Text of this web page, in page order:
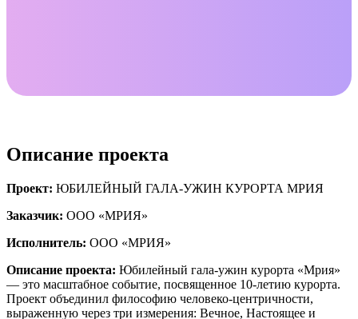
Описание проекта
Проект: ЮБИЛЕЙНЫЙ ГАЛА-УЖИН КУРОРТА МРИЯ
Заказчик: ООО «МРИЯ»
Исполнитель: ООО «МРИЯ»
Описание проекта: Юбилейный гала-ужин курорта «Мрия»
— это масштабное событие, посвященное 10-летию курорта.
Проект объединил философию человеко-центричности,
выраженную через три измерения: Вечное, Настоящее и